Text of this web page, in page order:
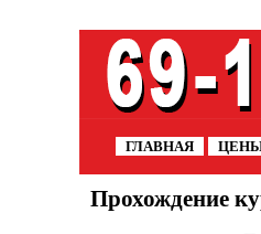
ГЛАВНАЯ
Прохождение